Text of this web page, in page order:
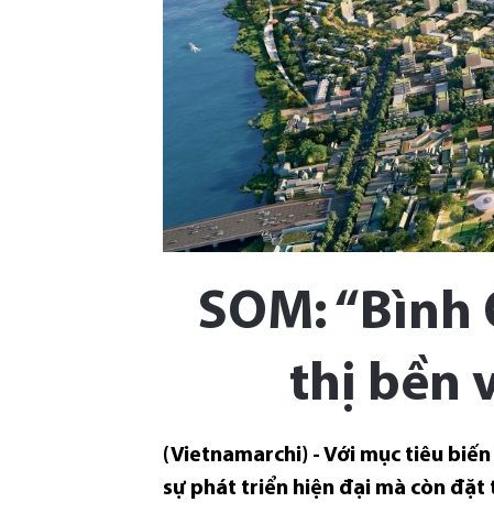
SOM:
thị bền
(Vietnamarchi) - Với mục tiêu
sự phát triển hiện đại mà còn